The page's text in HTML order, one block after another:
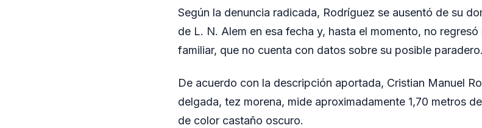
Según la denuncia radicada, Rodríguez se ausentó de su
de L. N. Alem en esa fecha y, hasta el momento, no
familiar, que no cuenta con datos sobre su posible paradero.
De acuerdo con la descripción aportada, Cristian Manuel
delgada, tez morena, mide aproximadamente 1,70 metros
de color castaño oscuro.